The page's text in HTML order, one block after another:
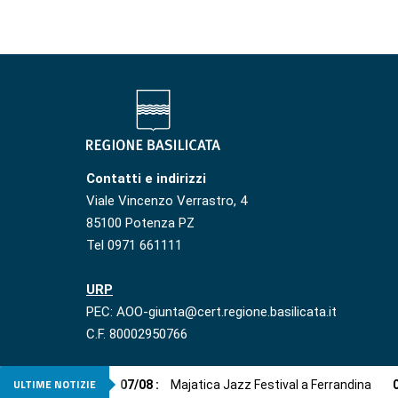
Contatti e indirizzi
Viale Vincenzo Verrastro, 4
85100 Potenza PZ
Tel 0971 661111
URP
PEC: AOO-giunta@cert.regione.basilicata.it
C.F. 80002950766
ULTIME NOTIZIE 07/08 : Majatica Jazz Festival a Ferrandina